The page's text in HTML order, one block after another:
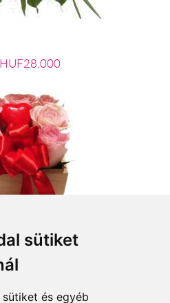
sütiket
és egyéb